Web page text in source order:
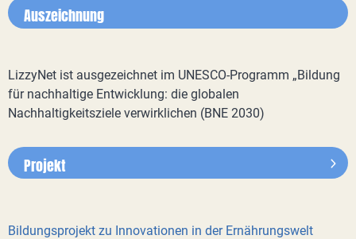
Auszeichnung
LizzyNet ist ausgezeichnet im UNESCO-Programm „Bildung
für nachhaltige Entwicklung: die globalen
Nachhaltigkeitsziele verwirklichen (BNE 2030)
Projekt
Bildungsprojekt zu Innovationen in der Ernährungswelt